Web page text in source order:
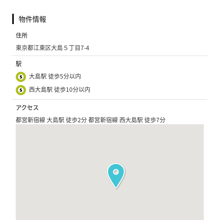
物件情報
住所
東京都江東区大島５丁目7-4
駅
大島駅 徒歩5分以内
西大島駅 徒歩10分以内
アクセス
都営新宿線 大島駅 徒歩2分 都営新宿線 西大島駅 徒歩7分